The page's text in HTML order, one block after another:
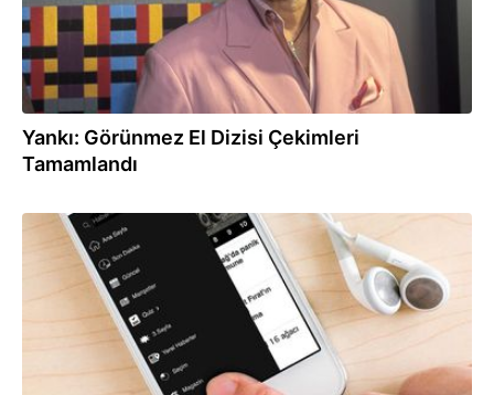
Yankı: Görünmez El Dizisi Çekimleri
Tamamlandı
12.10.2023